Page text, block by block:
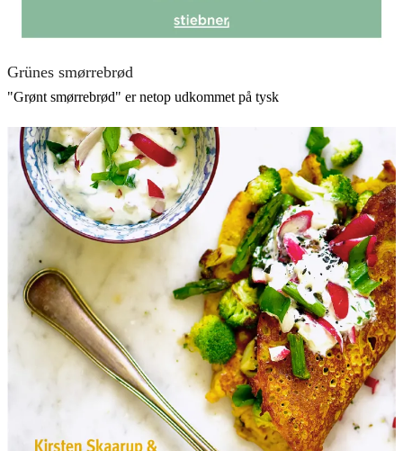
Grünes smørrebrød
"Grønt smørrebrød" er netop udkommet på tysk